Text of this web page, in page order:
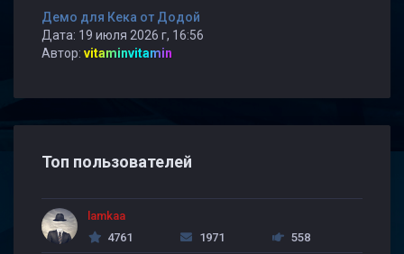
Демо для Кека от Додой
Дата: 19 июля 2026 г, 16:56
Автор: vitaminvitamin
Топ пользователей
lamkaa
4761
1971 558